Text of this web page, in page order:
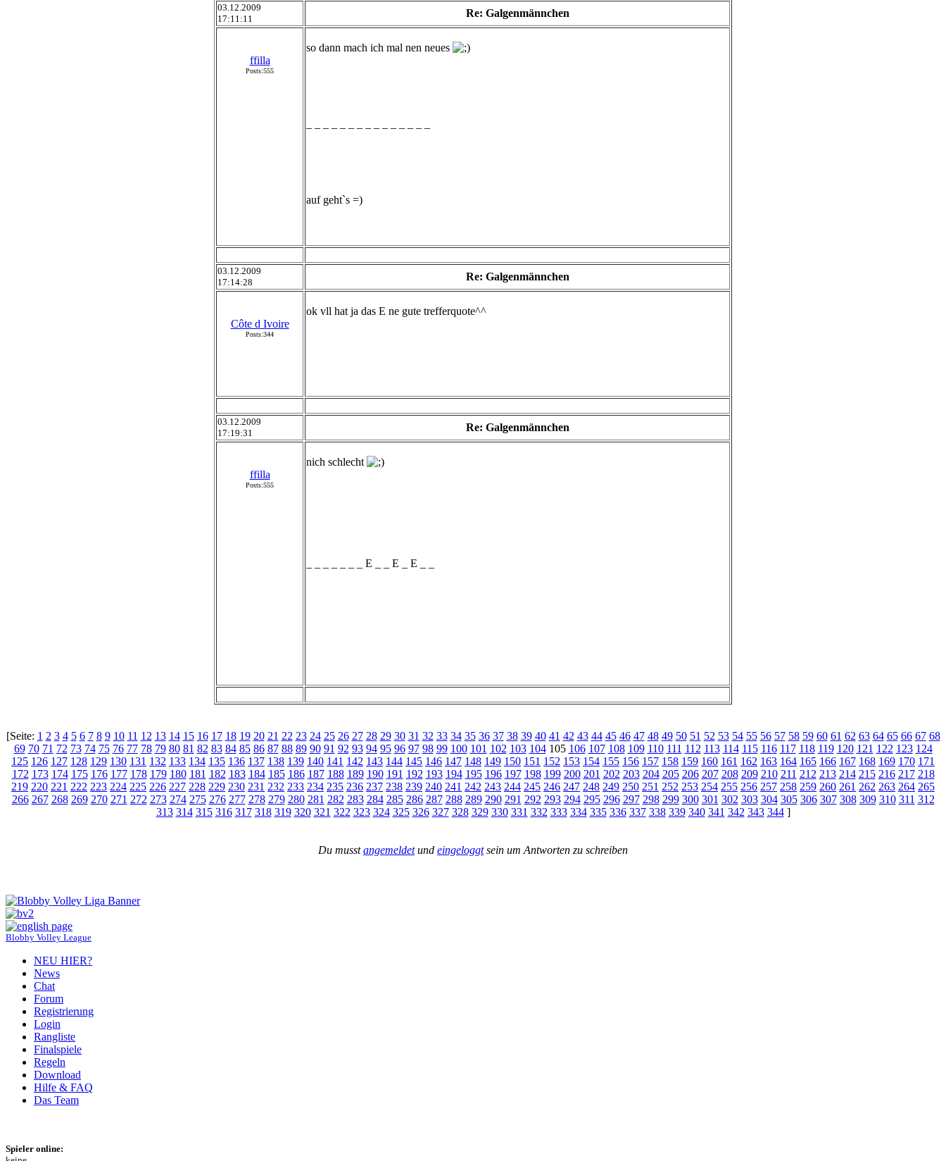
03.12.2009
17:11:11
Re: Galgenmännchen
ffilla
Posts:555
so dann mach ich mal nen neues
auf geht`s =)
03.12.2009
17:14:28
Re: Galgenmännchen
Côte d Ivoire
Posts:344
ok vll hat ja das E ne gute trefferquote^^
03.12.2009
17:19:31
Re: Galgenmännchen
ffilla
Posts:555
nich schlecht
_ _ _ _ _ _ _ E _ _ E _ E _ _
[Seite: 1 2 3 4 5 6 7 8 9 10 11 12 13 14 15 16 17 18 19 20 21 22 23 24 25 26 27 28 29 30 31 32 33 34 35 36 37 38 39 40 41 42 43 44 45 46 47 48 49 50 51 52 53 54 55 56 57 58 59 60 61 62 63 64 65 66 67 68
69 70 71 72 73 74 75 76 77 78 79 80 81 82 83 84 85 86 87 88 89 90 91 92 93 94 95 96 97 98 99 100 101 102 103 104105 106 107 108 109 110 111 112 113 114 115 116 117 118 119 120 121 122 123 124
125 126 127 128 129 130 131 132 133 134 135 136 137 138 139 140 141 142 143 144 145 146 147 148 149 150 151 152 153 154 155 156 157 158 159 160 161 162 163 164 165 166 167 168 169 170 171
172 173 174 175 176 177 178 179 180 181 182 183 184 185 186 187 188 189 190 191 192 193 194 195 196 197 198 199 200 201 202 203 204 205 206 207 208 209 210 211 212 213 214 215 216 217 218
219 220 221 222 223 224 225 226 227 228 229 230 231 232 233 234 235 236 237 238 239 240 241 242 243 244 245 246 247 248 249 250 251 252 253 254 255 256 257 258 259 260 261 262 263 264 265
266 267 268 269 270 271 272 273 274 275 276 277 278 279 280 281 282 283 284 285 286 287 288 289 290 291 292 293 294 295 296 297 298 299 300 301 302 303 304 305 306 307 308 309 310 311 312
313 314 315 316 317 318 319 320 321 322 323 324 325 326 327 328 329 330 331 332 333 334 335 336 337 338 339 340 341 342 343 344]
Du musstangemeldetund eingeloggtsein um Antworten zu schreiben
Blobby Volley League
NEU HIER?
News
Chat
Forum
Registrierung
Login
Rangliste
Finalspiele
Regeln
Download
Hilfe & FAQ
Das Team
Spieler online: